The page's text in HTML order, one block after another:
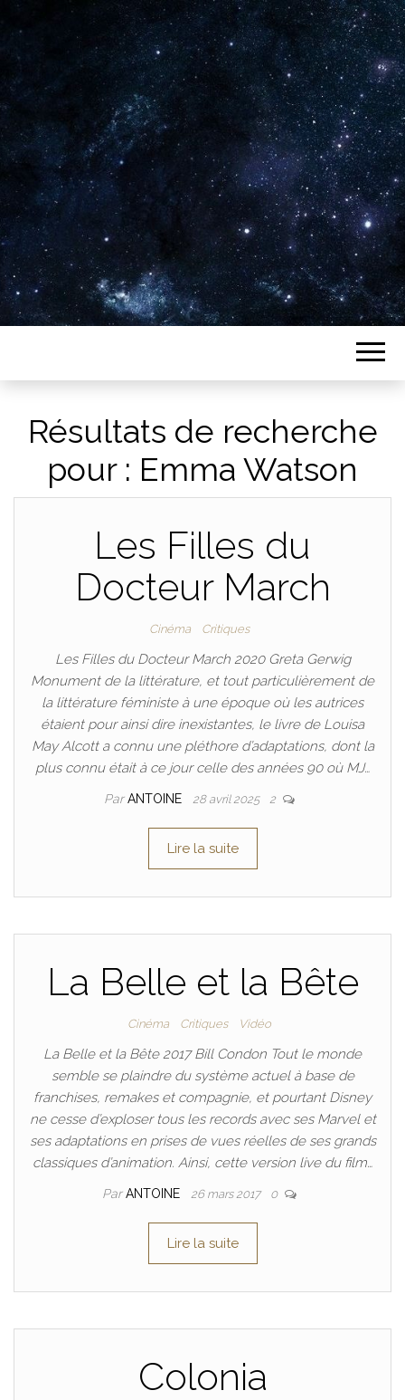
Plus de 2800 critiques de films
Résultats de recherche
pour : Emma Watson
Les Filles du
Docteur March
Cinéma Critiques
Les Filles du Docteur March 2020 Greta Gerwig
Monument de la littérature, et tout particulièrement de
la littérature féministe à une époque où les autrices
étaient pour ainsi dire inexistantes, le livre de Louisa
May Alcott a connu une pléthore d’adaptations, dont la
plus connu était à ce jour celle des années 90 où MJ…
ParANTOINE 28 avril 2025 2
Lire la suite
La Belle et la Bête
Cinéma Critiques Vidéo
La Belle et la Bête 2017 Bill Condon Tout le monde
semble se plaindre du système actuel à base de
franchises, remakes et compagnie, et pourtant Disney
ne cesse d’exploser tous les records avec ses Marvel et
ses adaptations en prises de vues réelles de ses grands
classiques d’animation. Ainsi, cette version live du film…
ParANTOINE 26 mars 2017 0
Lire la suite
Colonia